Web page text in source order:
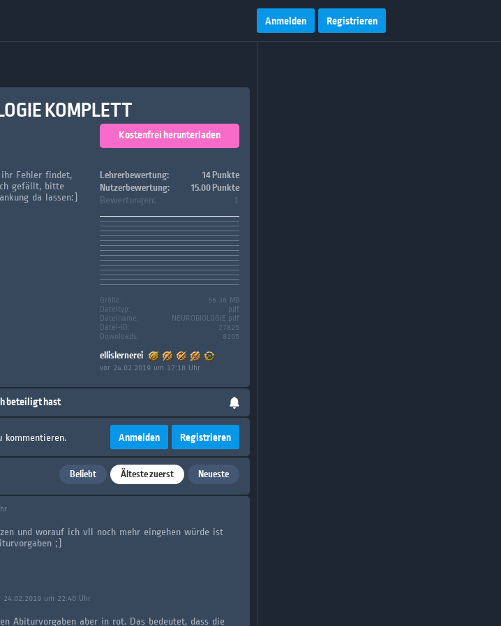
Anmelden Registrieren
KOMPLETT
Kostenfrei herunterladen
Lehrerbewertung:
14 Punkte
Nutzerbewertung:
15.00 Punkte
Bewertungen: 1
Größe:
56.36 MB
Dateityp:
pdf
Dateiname:
NEUROBIOLOGIE.pdf
Datei-ID:
27825
Downloads:
8105
ellislernerei
vor 24.02.2019 um 17:18 Uhr
Fehler findet,
gefällt, bitte
da lassen:)
beteiligt hast
kommentieren. Anmelden Registrieren
Beliebt Älteste zuerst Neueste
und worauf ich vll noch mehr eingehen würde ist
;)
24.02.2019 um 22:40 Uhr
Abiturvorgaben aber in rot. Das bedeutet, dass die